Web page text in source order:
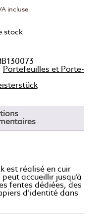
incluse
stock
Portefeuilles et Porte-
est réalisé en cuir
accueillir jusqu’à
fentes dédiées, des
d’identité dans